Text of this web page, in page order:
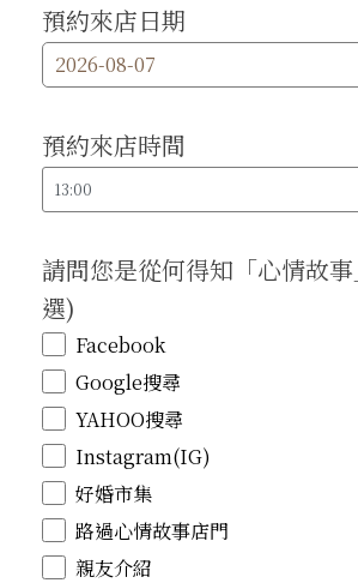
預約來店日期
預約來店時間
請問您是從何得知「心情故
選)
Facebook
Google搜尋
YAHOO搜尋
Instagram(IG)
好婚市集
路過心情故事店門
親友介紹